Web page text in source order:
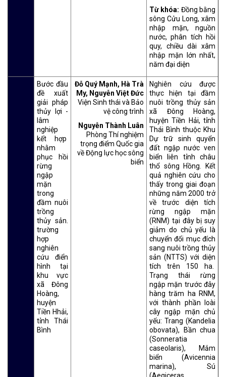
Từ khóa: Đồng bằng
sông Cửu Long, xâm
nhập mặn, nguồn
nước, phân tích hồi
quy, chiều dài xâm
nhập mặn lớn nhất,
năm đại diện
Bước đầu
đề xuất
giải pháp
thủy lợi -
lâm
nghiệp
kết hợp
nhằm
phục hồi
rừng
ngập
mặn
trong
đầm nuôi
trồng
thủy sản.
trường
hợp
nghiên
cứu điển
hình tại
khu vực
xã Đông
Hoàng,
huyện
Tiền Hhải,
tỉnh Thái
Bình
Đỗ Quý Mạnh, Hà Trà
My, Nguyễn Việt Đức
Viện Sinh thái và Bảo
vệ công trình
Nguyễn Thành Luân
Phòng Thí nghiệm
trọng điểm Quốc gia
về Động lực học sông
biển
Nghiên cứu được
thực hiện tại đầm
nuôi trồng thủy sản
xã Đông Hoàng,
huyện Tiền Hải, tỉnh
Thái Bình thuộc Khu
Dự trữ sinh quyển
đất ngập nước ven
biển liên tỉnh châu
thổ sông Hồng. Kết
quả nghiên cứu cho
thấy trong giai đoạn
những năm 2000 trở
về trước diện tích
rừng ngập mặn
(RNM) tại đây bị suy
giảm do chủ yếu là
chuyển đổi mục đích
sang nuôi trồng thủy
sản (NTTS) với diện
tích trên 150 ha.
Trạng thái rừng
ngập mặn trước đây
hàng trăm ha RNM,
với thành phần loài
cây ngập mặn chủ
yếu: Trang (Kandelia
obovata), Bần chua
(Sonneratia
caseolaris), Mắm
biển (Avicennia
marina), Sú
(Aegiceras